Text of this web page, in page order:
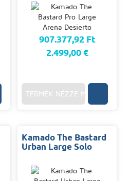
907.377,92 Ft
2.499,00 €
TERMÉK NÉZZE MEG
Kamado The Bastard
Urban Large Solo